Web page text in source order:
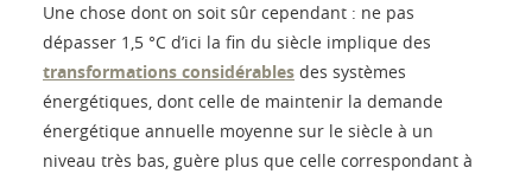
Une chose dont on soit sûr cependant : ne pas
dépasser 1,5 °C d’ici la fin du siècle implique des
transformations considérables des systèmes
énergétiques, dont celle de maintenir la demande
énergétique annuelle moyenne sur le siècle à un
niveau très bas, guère plus que celle correspondant à